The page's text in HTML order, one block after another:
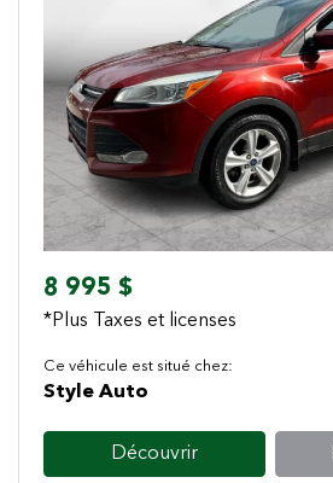
Previous
8 995 $
*Plus Taxes et licenses
Ce véhicule est situé chez:
Style Auto
Découvrir